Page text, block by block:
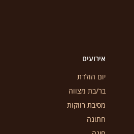
אירועים
יום הולדת
בר/בת מצווה
מסיבת רווקות
חתונה